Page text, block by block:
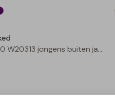
3317100 W20313 jongens buiten jack Taupe